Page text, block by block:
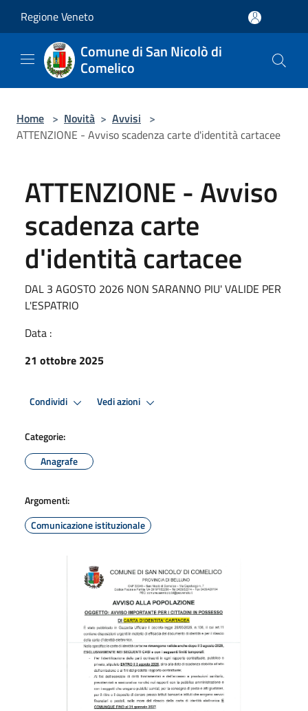
Regione Veneto
Comune di San Nicolò di
Comelico
Home > Novità > Avvisi >
ATTENZIONE - Avviso scadenza carte d'identità cartacee
ATTENZIONE - Avviso
scadenza carte
d'identità cartacee
DAL 3 AGOSTO 2026 NON SARANNO PIU' VALIDE PER
L'ESPATRIO
Data :
21 ottobre 2025
Condividi Vedi azioni
Categorie:
Anagrafe
Argomenti:
Comunicazione istituzionale